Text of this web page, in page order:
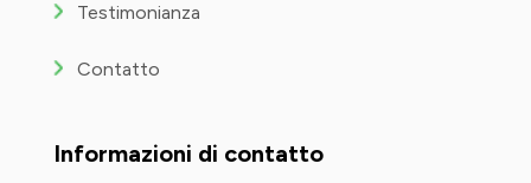
Testimonianza
Contatto
Informazioni di contatto